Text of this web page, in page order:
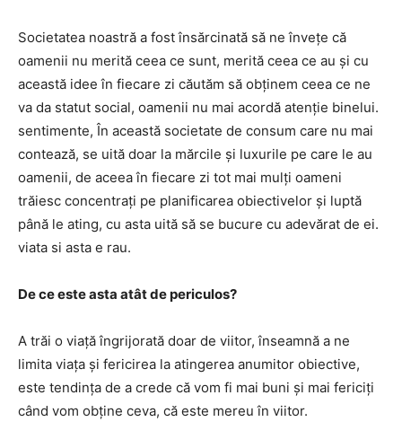
Societatea noastră a fost însărcinată să ne învețe că
oamenii nu merită ceea ce sunt, merită ceea ce au și cu
această idee în fiecare zi căutăm să obținem ceea ce ne
va da statut social, oamenii nu mai acordă atenție binelui.
sentimente, În această societate de consum care nu mai
contează, se uită doar la mărcile și luxurile pe care le au
oamenii, de aceea în fiecare zi tot mai mulți oameni
trăiesc concentrați pe planificarea obiectivelor și luptă
până le ating, cu asta uită să se bucure cu adevărat de ei.
viata si asta e rau.
De ce este asta atât de periculos?
A trăi o viață îngrijorată doar de viitor, înseamnă a ne
limita viața și fericirea la atingerea anumitor obiective,
este tendința de a crede că vom fi mai buni și mai fericiți
când vom obține ceva, că este mereu în viitor.